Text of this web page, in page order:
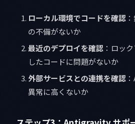
ローカル環境でコードを確認
の不備がないか
最近のデプロイを確認 ：ロッ
したコードに問題がないか
外部サービスとの連携を確認
異常に高くないか